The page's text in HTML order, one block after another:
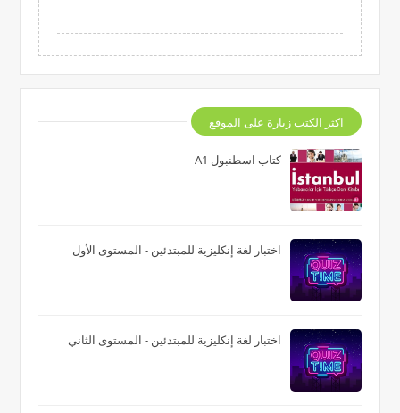
اكثر الكتب زيارة على الموقع
كتاب اسطنبول A1
اختبار لغة إنكليزية للمبتدئين - المستوى الأول
اختبار لغة إنكليزية للمبتدئين - المستوى الثاني